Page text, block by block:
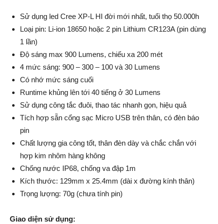
Sử dụng led Cree XP-L HI đời mới nhất, tuổi thọ 50.000h
Loại pin: Li-ion 18650 hoặc 2 pin Lithium CR123A (pin dùng
1 lần)
Độ sáng max 900 Lumens, chiếu xa 200 mét
4 mức sáng: 900 – 300 – 100 và 30 Lumens
Có nhớ mức sáng cuối
Runtime khủng lên tới 40 tiếng ở 30 Lumens
Sử dụng công tắc đuôi, thao tác nhanh gọn, hiệu quả
Tích hợp sẵn cổng sạc Micro USB trên thân, có đèn báo
pin
Chất lượng gia công tốt, thân đèn dày và chắc chắn với
hợp kim nhôm hàng không
Chống nước IP68, chống va đập 1m
Kích thước: 129mm x 25.4mm (dài x đường kính thân)
Trọng lượng: 70g (chưa tính pin)
Giao diện sử dụng: